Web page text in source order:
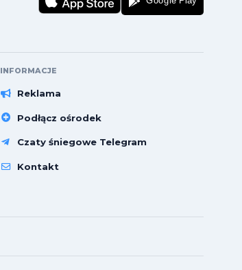
INFORMACJE
Reklama
Podłącz ośrodek
Czaty śniegowe Telegram
Kontakt